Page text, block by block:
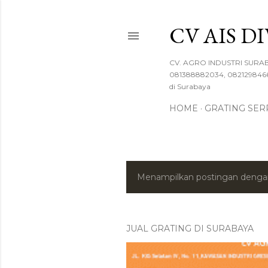
CV AIS
CV. AGRO INDUSTRI
081388882034,
di Surabaya
HOME GRATING
P
s
t
Menampilkan postingan
JUAL GRATING DI SURABAYA